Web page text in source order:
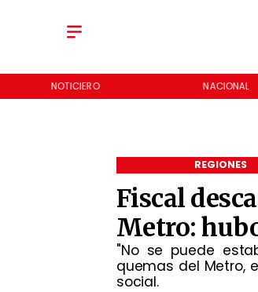
NOTICIERO NACIONAL
Fiscal
Metro:
"No se puede
quemas del Metro,
social.
REGIONES